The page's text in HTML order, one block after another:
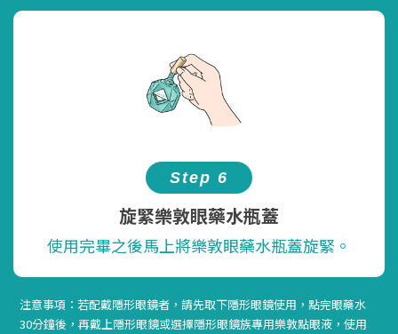
Step 6
旋緊樂敦眼藥水瓶蓋
使用完畢之後馬上將樂敦眼藥水瓶蓋旋緊。
注意事項：若配戴隱形眼鏡者，請先取下隱形眼鏡使用，點完眼藥水
30分鐘後，再戴上隱形眼鏡或選擇隱形眼鏡族專用樂敦點眼液，使用